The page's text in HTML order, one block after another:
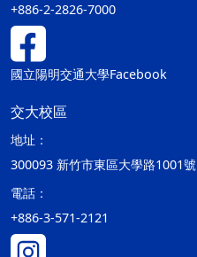
+886-2-2826-7000
國立陽明交通大學Facebook
交大校區
地址：
300093 新竹市東區大學路1001號
電話：
+886-3-571-2121